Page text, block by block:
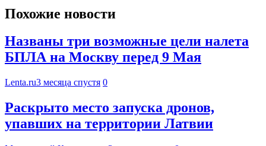
Похожие новости
Названы три возможные цели налета
БПЛА на Москву перед 9 Мая
Lenta.ru3 месяца спустя 0
Раскрыто место запуска дронов,
упавших на территории Латвии